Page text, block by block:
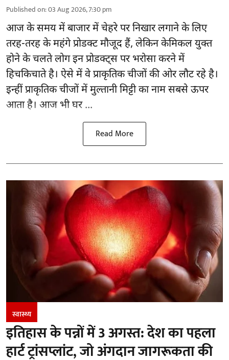
Published on:03 Aug 2026, 7:30 pm
आज के समय में बाजार मेंचेहरे पर निखारलगाने के लिए
तरह-तरह के महंगे प्रोडक्ट मौजूद हैं, लेकिन केमिकल युक्त
होने के चलते लोग इन प्रोडक्ट्स पर भरोसा करने में
हिचकिचाते है। ऐसे में वे प्राकृतिक चीजों की ओर लौट रहे है।
इन्हीं प्राकृतिक चीजों में मुल्तानी मिट्टी का नाम सबसे ऊपर
आता है। आज भी घर ...
Read More
स्वास्थ्य
इतिहास के पन्नों में 3 अगस्त: देश का पहला
हार्ट ट्रांसप्लांट​, जो अंगदान जागरूकता की